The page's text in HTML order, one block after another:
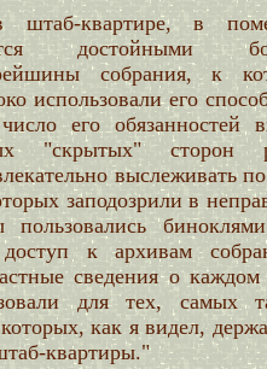
квартире, в
достойными
собрания, к
использовали его
его обязанностей
"скрытых" сторон
выслеживать
заподозрили в
пользовались
к архивам
сведения о каждом
для тех, самых
как я видел,
квартиры."